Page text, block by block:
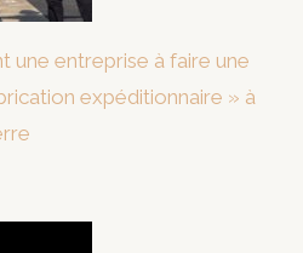
une entreprise à faire une
expéditionnaire » à